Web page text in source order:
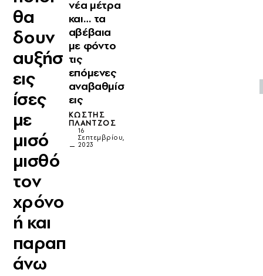
θα
δουν
αυξήσ
εις
ίσες
με
μισό
μισθό
τον
χρόνο
ή και
παραπ
άνω
νέα μέτρα
και… τα
αβέβαια
με φόντο
τις
επόμενες
αναβαθμίσ
εις
ΚΩΣΤΉΣ
ΠΛΆΝΤΖΟΣ
16
Σεπτεμβρίου,
2023